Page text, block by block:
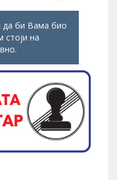
би Вама био
стоји на